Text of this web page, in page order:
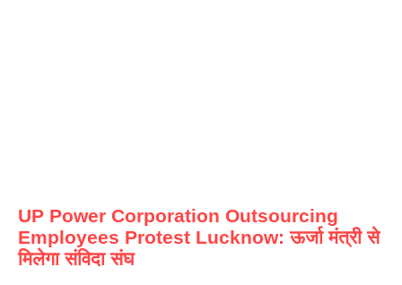
UP Power Corporation Outsourcing
Employees Protest Lucknow: ऊर्जा मंत्री से
मिलेगा संविदा संघ